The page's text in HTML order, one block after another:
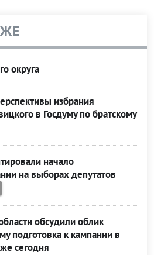
округа
избрания
в Госдуму по братскому
начало
на выборах депутатов
обсудили облик
подготовка к кампании в
сегодня